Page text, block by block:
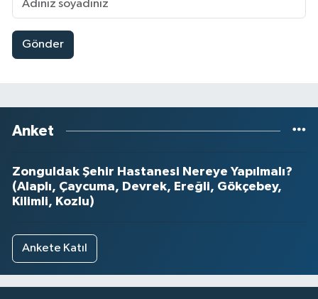
Gönder
Anket
Zonguldak Şehir Hastanesi Nereye Yapılmalı?
(Alaplı, Çaycuma, Devrek, Ereğli, Gökçebey,
Kilimli, Kozlu)
Ankete Katıl